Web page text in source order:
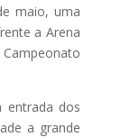
maio, uma
a Arena
entrada dos
a grande